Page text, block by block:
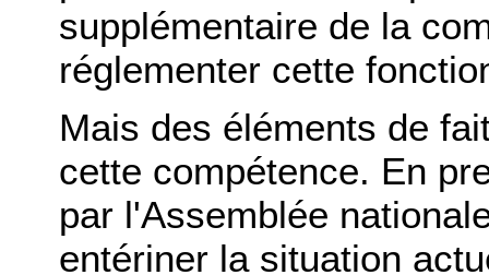
supplémentaire de la
réglementer cette
Mais des éléments de
cette compétence. En
par l'Assemblée
entériner la situation